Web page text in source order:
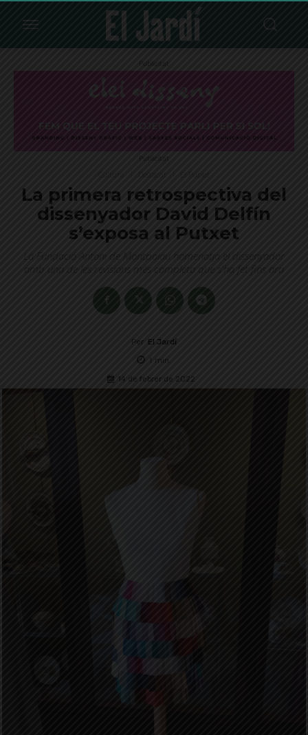
Publicitat
Publicitat
La primera retrospectiva del
dissenyador David Delfín
s’exposa al Putxet
La Fundació Antoni de Montpalau homenatja el dissenyador
amb una de les revisions més completa que s'ha fet fins ara
Per El Jardí
1 min.
14 de febrer de 2022